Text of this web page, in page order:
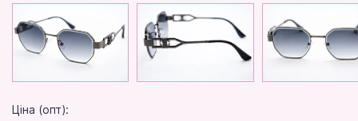
Ціна (опт):